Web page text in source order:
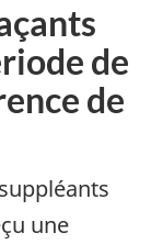
de
de
une